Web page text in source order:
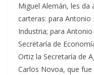
Miguel Alemán, les da
carteras: para Antonio
Industria; para
Secretaría de
Ortiz la Secretaría de
Carlos Novoa, que